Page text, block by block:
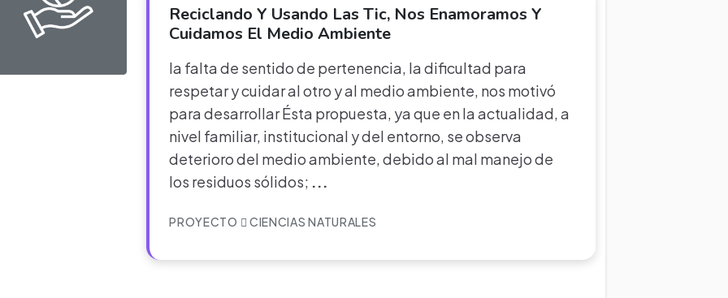
Reciclando Y Usando Las Tic, Nos Enamoramos Y
Cuidamos El Medio Ambiente
la falta de sentido de pertenencia, la dificultad para
respetar y cuidar al otro y al medio ambiente, nos motivó
para desarrollar Ésta propuesta, ya que en la actualidad, a
nivel familiar, institucional y del entorno, se observa
deterioro del medio ambiente, debido al mal manejo de
los residuos sólidos; ...
PROYECTO CIENCIAS NATURALES